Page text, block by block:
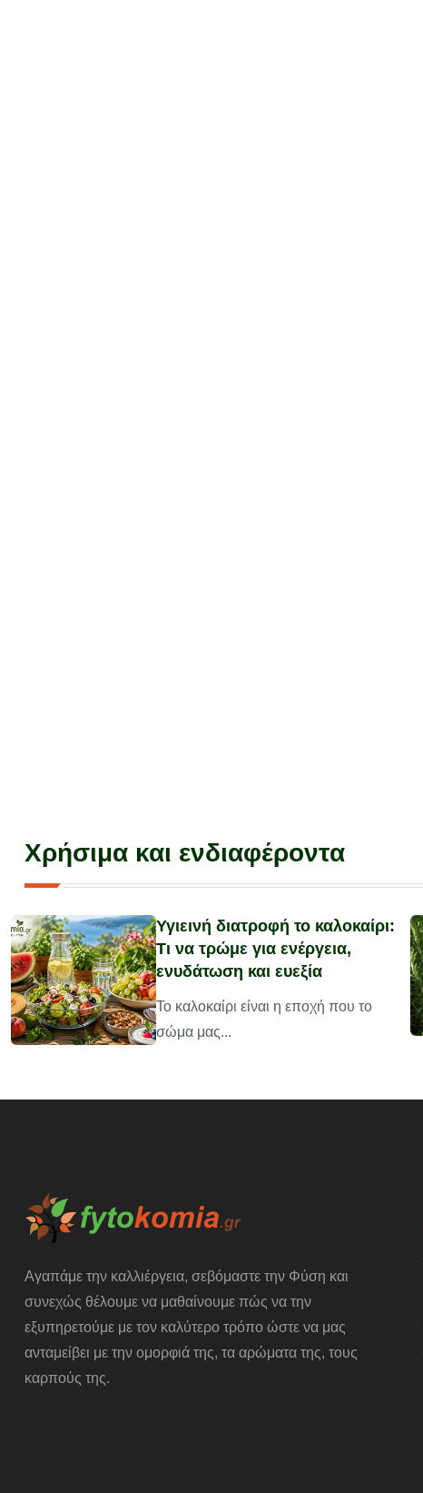
Χρήσιμα και ενδιαφέροντα
Υγιεινή διατροφή το καλοκαίρι:
Τι να τρώμε για ενέργεια,
ενυδάτωση και ευεξία
Το καλοκαίρι είναι η εποχή που το
σώμα μας...
Αγαπάμε την καλλιέργεια, σεβόμαστε την Φύση και
συνεχώς θέλουμε να μαθαίνουμε πώς να την
εξυπηρετούμε με τον καλύτερο τρόπο ώστε να μας
ανταμείβει με την ομορφιά της, τα αρώματα της, τους
καρπούς της.